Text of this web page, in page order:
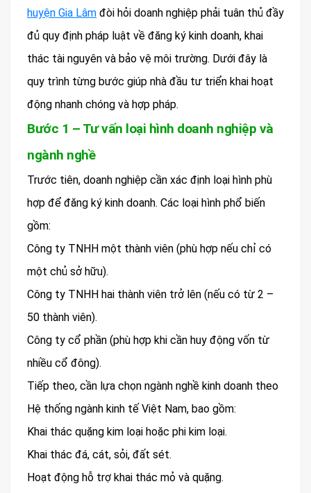
huyện Gia Lâm đòi hỏi doanh nghiệp phải tuân thủ đầy
đủ quy định pháp luật về đăng ký kinh doanh, khai
thác tài nguyên và bảo vệ môi trường. Dưới đây là
quy trình từng bước giúp nhà đầu tư triển khai hoạt
động nhanh chóng và hợp pháp.
Bước 1 – Tư vấn loại hình doanh nghiệp và
ngành nghề
Trước tiên, doanh nghiệp cần xác định loại hình phù
hợp để đăng ký kinh doanh. Các loại hình phổ biến
gồm:
Công ty TNHH một thành viên (phù hợp nếu chỉ có
một chủ sở hữu).
Công ty TNHH hai thành viên trở lên (nếu có từ 2 –
50 thành viên).
Công ty cổ phần (phù hợp khi cần huy động vốn từ
nhiều cổ đông).
Tiếp theo, cần lựa chọn ngành nghề kinh doanh theo
Hệ thống ngành kinh tế Việt Nam, bao gồm:
Khai thác quặng kim loại hoặc phi kim loại.
Khai thác đá, cát, sỏi, đất sét.
Hoạt động hỗ trợ khai thác mỏ và quặng.